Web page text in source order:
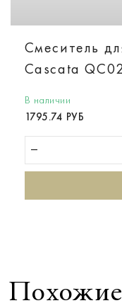
Смеситель
Cascata QC02
В наличии
1795.74 РУБ